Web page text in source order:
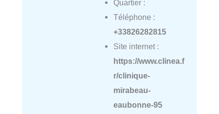
Quartier :
Téléphone :
+33826282815
Site internet :
https://www.clinea.f
r/clinique-
mirabeau-
eaubonne-95